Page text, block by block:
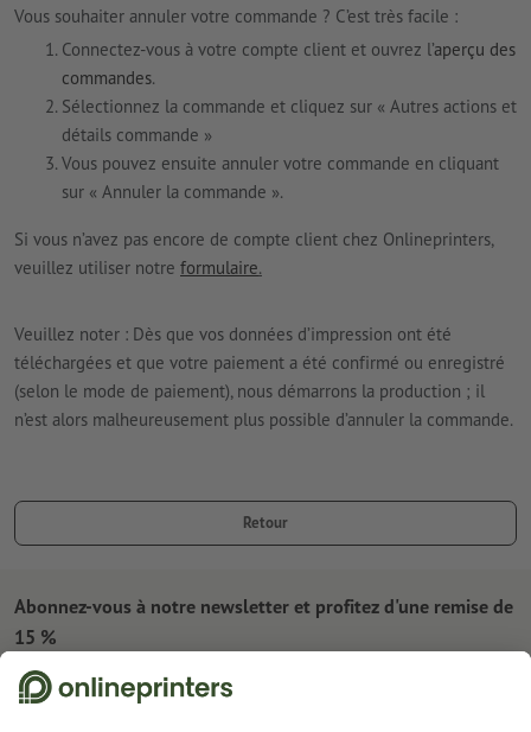
Vous souhaiter annuler votre commande ? C’est très facile :
Connectez-vous à votre compte client et ouvrez l’aperçu des
commandes.
Sélectionnez la commande et cliquez sur « Autres actions et
détails commande »
Vous pouvez ensuite annuler votre commande en cliquant
sur « Annuler la commande ».
Si vous n’avez pas encore de compte client chez Onlineprinters,
veuillez utiliser notre formulaire.
Veuillez noter : Dès que vos données d’impression ont été
téléchargées et que votre paiement a été confirmé ou enregistré
(selon le mode de paiement), nous démarrons la production ; il
n’est alors malheureusement plus possible d’annuler la commande.
Retour
Abonnez-vous à notre newsletter et profitez d'une remise de
15 %